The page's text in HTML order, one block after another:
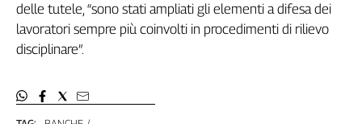
Emilia-
Romagna
Friuli
Lazio
delle tutele, “sono stati ampliati gli elementi a difesa dei
lavoratori sempre più coinvolti in procedimenti di rilievo
disciplinare”.